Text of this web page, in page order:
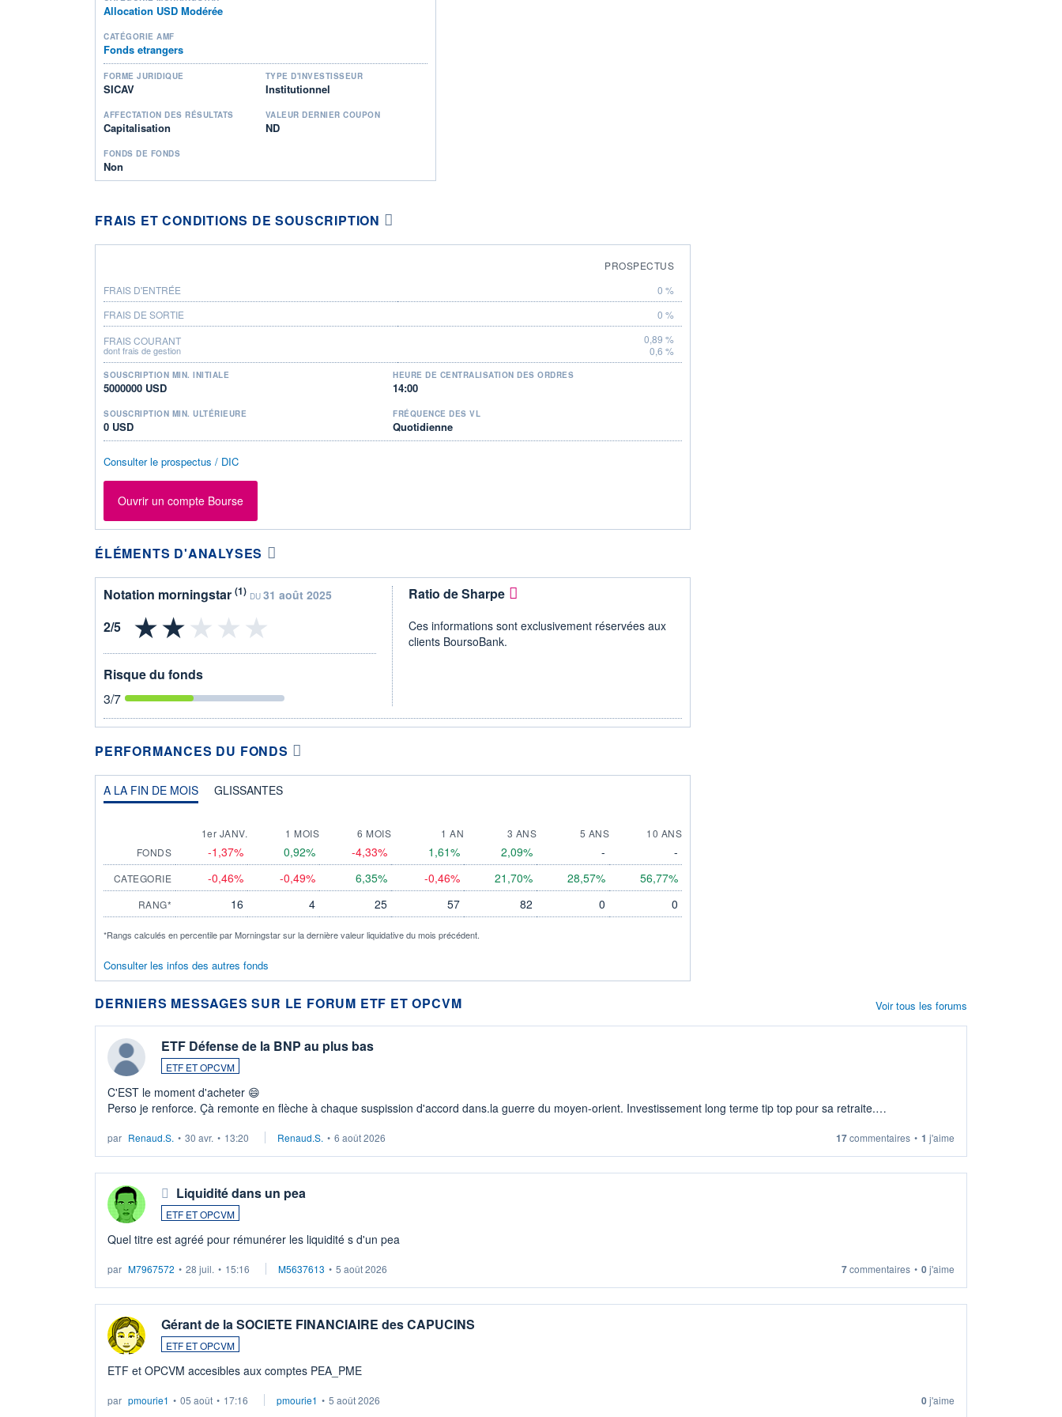
Allocation USD Modérée
CATÉGORIE AMF
Fonds etrangers
FORME JURIDIQUE
SICAV
TYPE D'INVESTISSEUR
Institutionnel
AFFECTATION DES RÉSULTATS
Capitalisation
VALEUR DERNIER COUPON
ND
FONDS DE FONDS
Non
FRAIS ET CONDITIONS DE SOUSCRIPTION
PROSPECTUS
FRAIS D'ENTRÉE
0 %
FRAIS DE SORTIE
0 %
FRAIS COURANT
dont frais de gestion
0,89 %
0,6 %
SOUSCRIPTION MIN. INITIALE
5000000 USD
HEURE DE CENTRALISATION DES ORDRES
14:00
SOUSCRIPTION MIN. ULTÉRIEURE
0 USD
FRÉQUENCE DES VL
Quotidienne
Consulter le prospectus / DIC
Ouvrir un compte Bourse
ÉLÉMENTS D'ANALYSES
Notation morningstar (1) DU 31 août 2025
Risque du fonds
3/7
Ratio de Sharpe
Ces informations sont exclusivement réservées aux
clients BoursoBank.
PERFORMANCES DU FONDS
A LA FIN DE MOIS GLISSANTES
1er JANV. 1 MOIS 6 MOIS 1 AN 3 ANS 5 ANS
10 ANS
FONDS
-1,37% 0,92% -4,33% 1,61% 2,09% - -
CATEGORIE -0,46% -0,49% 6,35% -0,46% 21,70% 28,57% 56,77%
RANG* 16 4 25 57 82 0 0
*Rangs calculés en percentile par Morningstar sur la dernière valeur liquidative du mois précédent.
Consulter les infos des autres fonds
DERNIERS MESSAGES SUR LE FORUM ETF ET OPCVM
ETF Défense de la BNP au plus bas
ETF ET OPCVM
C'EST le moment d'acheter 😄​
Perso je renforce. Çà remonte en flèche à chaque suspission d'accord dans.la guerre du moyen-orient. Investissement long terme tip top pour sa retraite.
par Renaud.S. • 30 avr. • 13:20 Renaud.S. • 6 août 2026 17commentaires • 1 j'aime
Liquidité dans un pea
ETF ET OPCVM
Quel titre est agréé pour rémunérer les liquidité s d'un pea
par M7967572 • 28 juil. • 15:16 M5637613 • 5 août 2026 7commentaires • 0j'aime
Gérant de la SOCIETE FINANCIAIRE des CAPUCINS
ETF ET OPCVM
ETF et OPCVM accesibles aux comptes PEA_PME
par pmourie1 • 05 août • 17:16 pmourie1 • 5 août 2026 0j'aime
Voir tous les forums